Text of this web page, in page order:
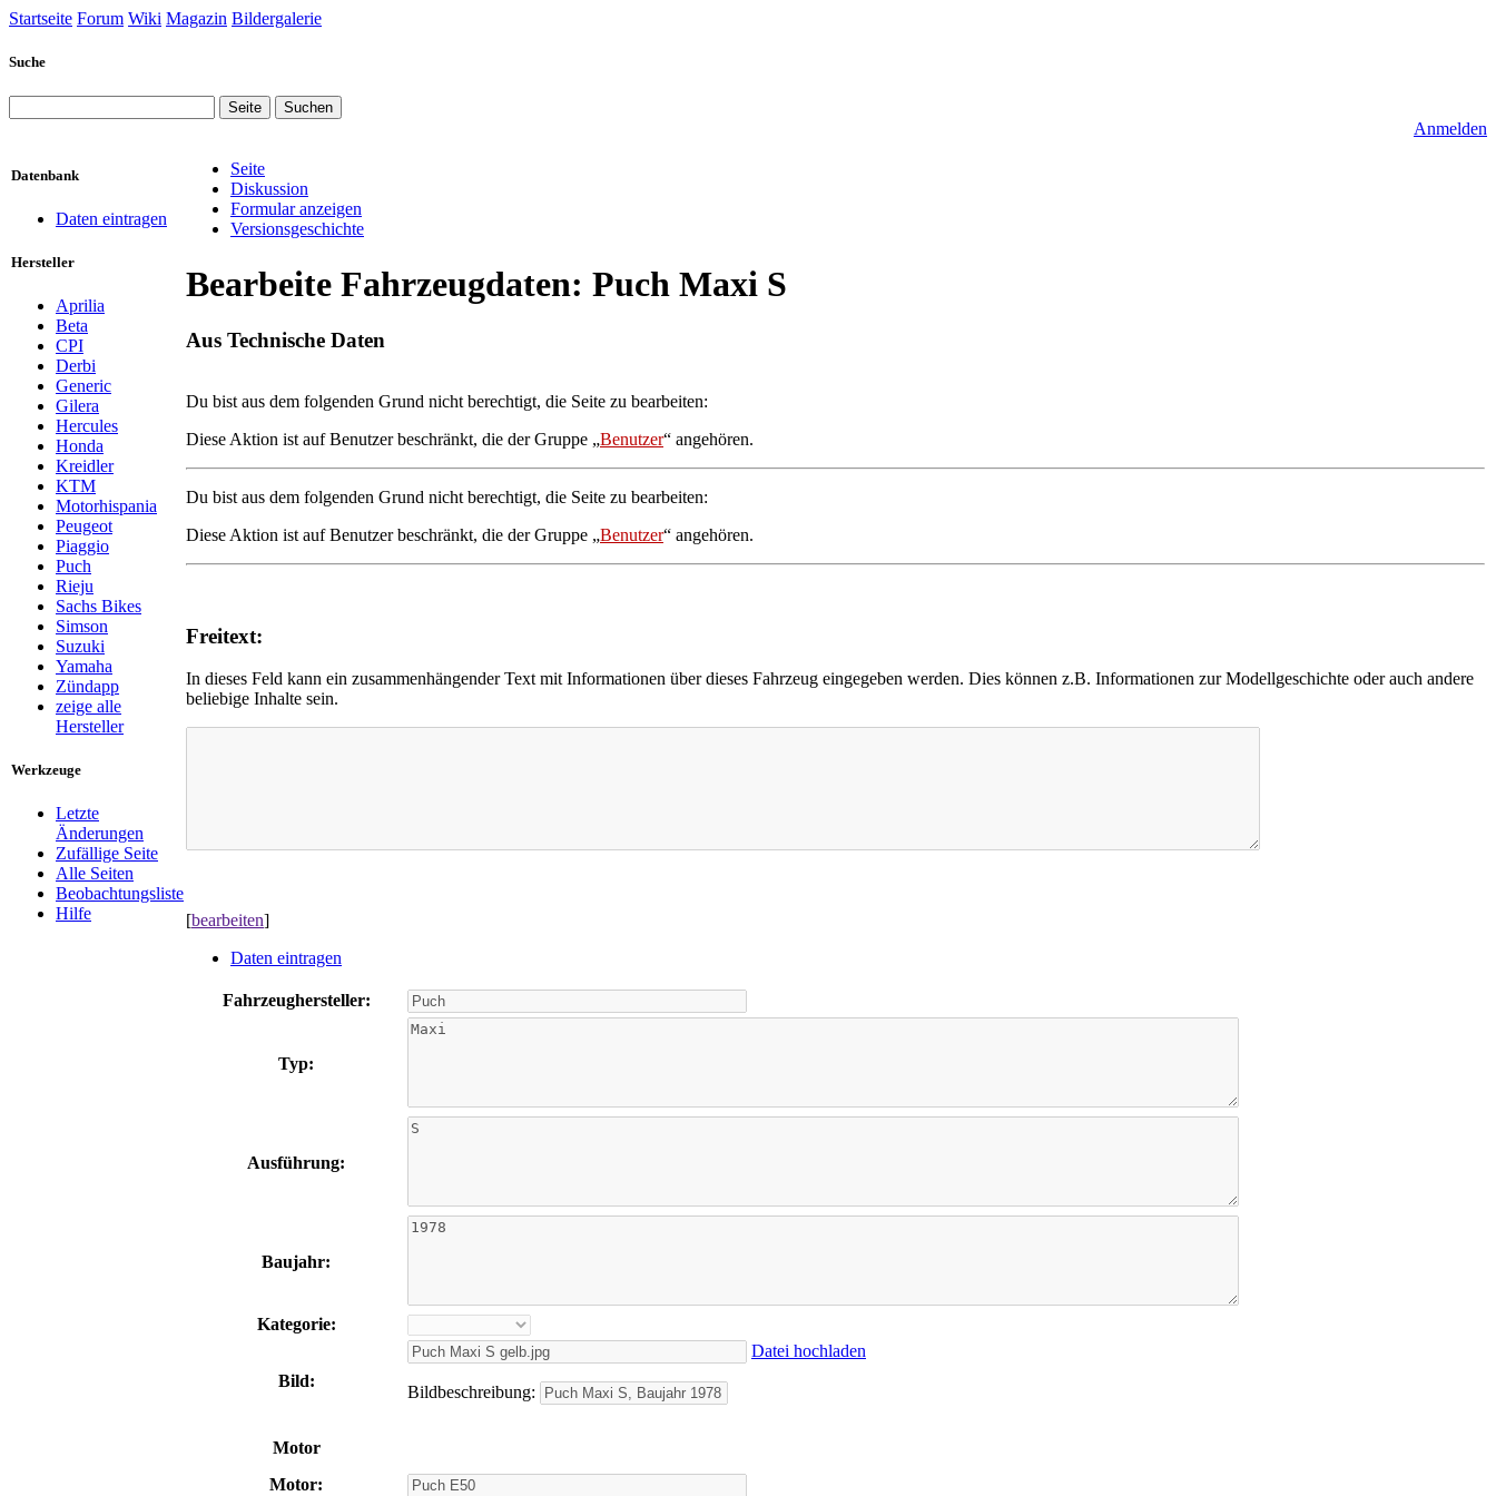
Startseite Forum Wiki Magazin Bildergalerie
Suche
Anmelden
Datenbank
Daten eintragen
Hersteller
Aprilia
Beta
CPI
Derbi
Generic
Gilera
Hercules
Honda
Kreidler
KTM
Motorhispania
Peugeot
Piaggio
Puch
Rieju
Sachs Bikes
Simson
Suzuki
Yamaha
Zündapp
zeige alle
Hersteller
Werkzeuge
Letzte
Änderungen
Zufällige Seite
Alle Seiten
Beobachtungsliste
Hilfe
Seite
Diskussion
Formular anzeigen
Versionsgeschichte
Bearbeite Fahrzeugdaten: Puch Maxi S
Aus Technische Daten
Du bist aus dem folgenden Grund nicht berechtigt, die Seite zu bearbeiten:
Diese Aktion ist auf Benutzer beschränkt, die der Gruppe „Benutzer“ angehören.
Du bist aus dem folgenden Grund nicht berechtigt, die Seite zu bearbeiten:
Diese Aktion ist auf Benutzer beschränkt, die der Gruppe „Benutzer“ angehören.
Freitext:
In dieses Feld kann ein zusammenhängender Text mit Informationen über dieses Fahrzeug eingegeben werden. Dies können z.B. Informationen zur Modellgeschichte oder auch andere
beliebige Inhalte sein.
[bearbeiten]
Daten eintragen
Fahrzeughersteller:
Typ:
Ausführung:
Baujahr:
Kategorie:
Bild:
Datei hochladen
Bildbeschreibung:
Motor
Motor: